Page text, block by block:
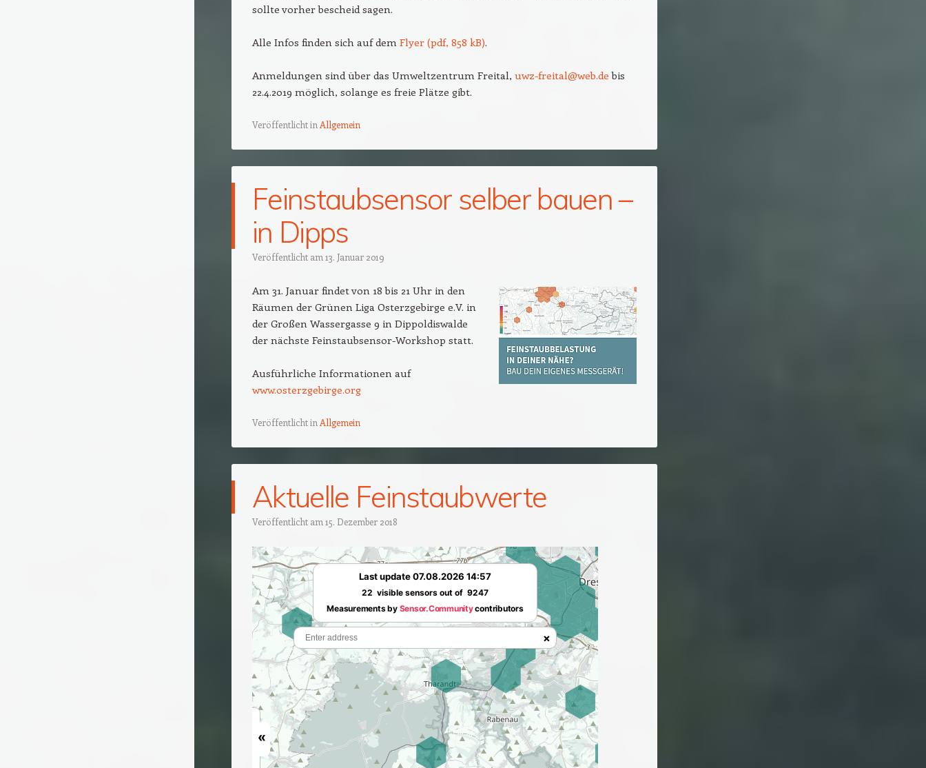
sollte vorher bescheid sagen.
Alle Infos finden sich auf dem Flyer (pdf, 858 kB).
Anmeldungen sind über das Umweltzentrum Freital, uwz-freital@web.de bis
22.4.2019 möglich, solange es freie Plätze gibt.
Veröffentlicht in Allgemein
Feinstaubsensor selber bauen –
in Dipps
Veröffentlicht am 13. Januar 2019
Am 31. Januar findet von 18 bis 21 Uhr in den
Räumen der Grünen Liga Osterzgebirge e.V. in
der Großen Wassergasse 9 in Dippoldiswalde
der nächste Feinstaubsensor-Workshop statt.
Ausführliche Informationen auf
www.osterzgebirge.org
Veröffentlicht in Allgemein
Aktuelle Feinstaubwerte
Veröffentlicht am 15. Dezember 2018